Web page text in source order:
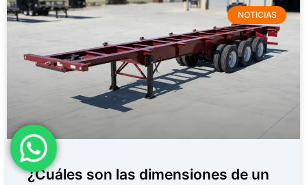
NOTICIAS
¿Cuáles son las dimensiones de un